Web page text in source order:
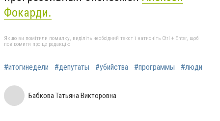
Фокарди.
Якщо ви помітили помилку, виділіть необхідний текст і натисніть Ctrl + Enter, щоб
повідомити про це редакцію
#итогинедели #депутаты #убийства #программы #люди
Бабкова Татьяна Викторовна